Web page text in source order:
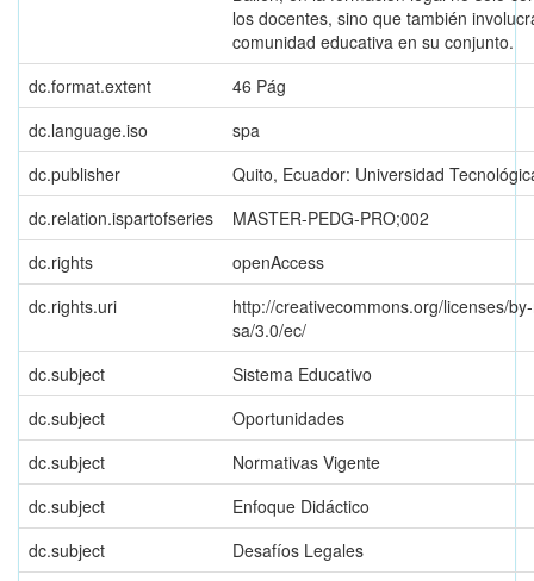
los docentes, sino que también
comunidad educativa en su conjunto.
dc.format.extent
46 Pág
dc.language.iso
spa
dc.publisher
Quito, Ecuador: Universidad
dc.relation.ispartofseries
MASTER-PEDG-PRO;002
dc.rights
openAccess
dc.rights.uri
http://creativecommons.org/licenses/
sa/3.0/ec/
dc.subject
Sistema Educativo
dc.subject
Oportunidades
dc.subject
Normativas Vigente
dc.subject
Enfoque Didáctico
dc.subject
Desafíos Legales